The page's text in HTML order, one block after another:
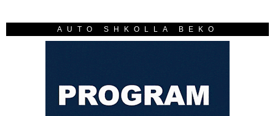
AUTO SHKOLLA BEKO